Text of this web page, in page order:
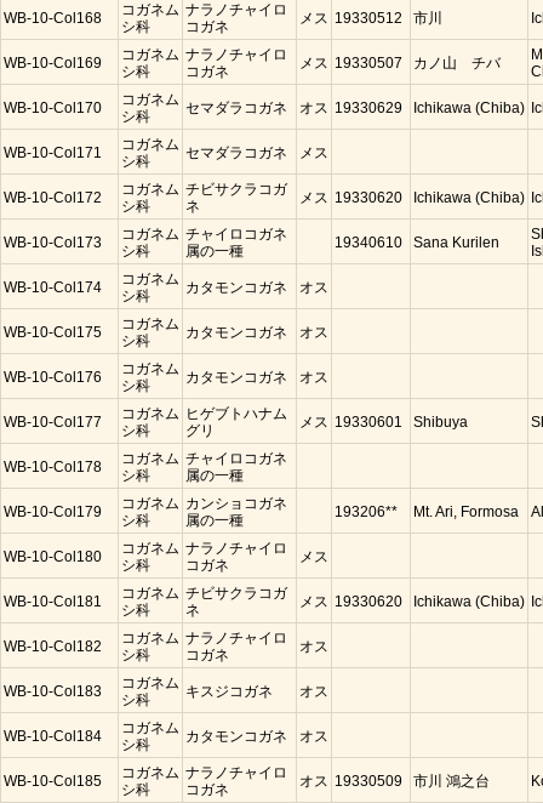
WB-10-Col168
コガネム
シ科
ナラノチャイロ
コガネ
メス 19330512 市川
WB-10-Col169
コガネム
シ科
ナラノチャイロ
コガネ
メス 19330507 カノ山 チバ
WB-10-Col170
コガネム
シ科
セマダラコガネ オス 19330629 Ichikawa (Chiba)
WB-10-Col171
コガネム
シ科
セマダラコガネ メス
WB-10-Col172
コガネム
シ科
チビサクラコガ
ネ
メス 19330620 Ichikawa (Chiba)
WB-10-Col173
コガネム
シ科
チャイロコガネ
属の一種
19340610 Sana Kurilen
WB-10-Col174
コガネム
シ科
カタモンコガネ オス
WB-10-Col175
コガネム
シ科
カタモンコガネ オス
WB-10-Col176
コガネム
シ科
カタモンコガネ オス
WB-10-Col177
コガネム
シ科
ヒゲブトハナム
グリ
メス 19330601 Shibuya
WB-10-Col178
コガネム
シ科
チャイロコガネ
属の一種
WB-10-Col179
コガネム
シ科
カンショコガネ
属の一種
193206** Mt. Ari, Formosa
WB-10-Col180
コガネム
シ科
ナラノチャイロ
コガネ
メス
WB-10-Col181
コガネム
シ科
チビサクラコガ
ネ
メス 19330620 Ichikawa (Chiba)
WB-10-Col182
コガネム
シ科
ナラノチャイロ
コガネ
オス
WB-10-Col183
コガネム
シ科
キスジコガネ オス
WB-10-Col184
コガネム
シ科
カタモンコガネ オス
WB-10-Col185
コガネム
シ科
ナラノチャイロ
コガネ
オス 19330509 市川 鴻之台